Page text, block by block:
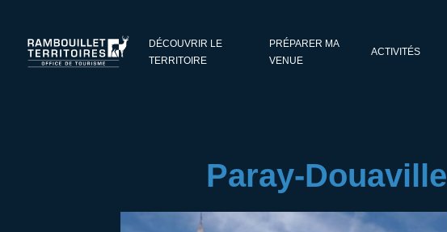
DÉCOUVRIR LE
TERRITOIRE
PRÉPARER MA
VENUE
ACTIVITÉS
Paray-Douaville